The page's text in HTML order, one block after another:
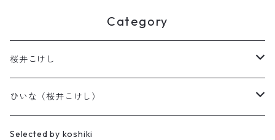
Category
桜井こけし
天神様
櫻井家の伝統こけし
ひいな（桜井こけし）
昭寛作
Selected by koshiki